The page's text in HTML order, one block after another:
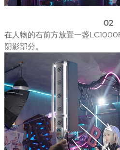
02
在人物的右前方放置一盏
阴影部分。